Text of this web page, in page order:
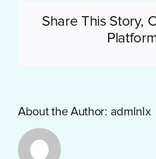
Share This Story,
About the Author: admlnlx